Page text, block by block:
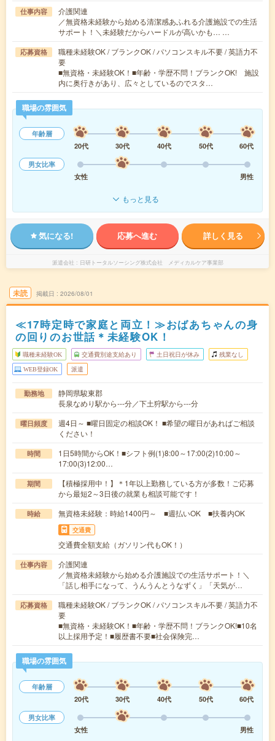
仕事内容
介護関連
／無資格未経験から始める清潔感あふれる介護施設での生活
サポート！＼未経験だからハードルが高いかも… …
応募資格
職種未経験OK / ブランクOK / パソコンスキル不要 / 英語力不
要
■無資格・未経験OK！■年齢・学歴不問！ブランクOK! 施設
内に奥行きがあり、広々としているのでスタ…
職場の雰囲気
年齢層
20代
30代 40代 50代
60代
男女比率
女性
男性
もっと見る
気になる! 応募へ進む 詳しく見る
派遣会社 日研トータルソーシング株式会社 メディカルケア事業部
未読 掲載日 2026/08/01
≪17時定時で家庭と両立！≫おばあちゃんの身
の回りのお世話＊未経験OK！
職種未経験OK 交通費別途支給あり 土日祝日が休み 残業なし
WEB登録OK 派遣
勤務地
静岡県駿東郡
長泉なめり駅から---分／下土狩駅から---分
曜日頻度
週4日～ ■曜日固定の相談OK！ ■希望の曜日があればご相談
ください！
時間
1日5時間からOK！■シフト例(1)8:00～17:00(2)10:00～
17:00(3)12:00…
期間
【積極採用中！】＊1年以上勤務している方が多数！ご応募
から最短2～3日後の就業も相談可能です！
時給 無資格未経験：時給1400円～ ■週払いOK ■扶養内OK
交通費
交通費全額支給（ガソリン代もOK！）
仕事内容
介護関連
／無資格未経験から始める介護施設での生活サポート！＼
「話し相手になって、うんうんとうなずく」「天気が…
応募資格
職種未経験OK / ブランクOK / パソコンスキル不要 / 英語力不
要
■無資格・未経験OK！■年齢・学歴不問！ブランクOK!■10名
以上採用予定！■履歴書不要■社会保険完…
職場の雰囲気
年齢層
20代
30代 40代 50代
60代
男女比率
女性
男性